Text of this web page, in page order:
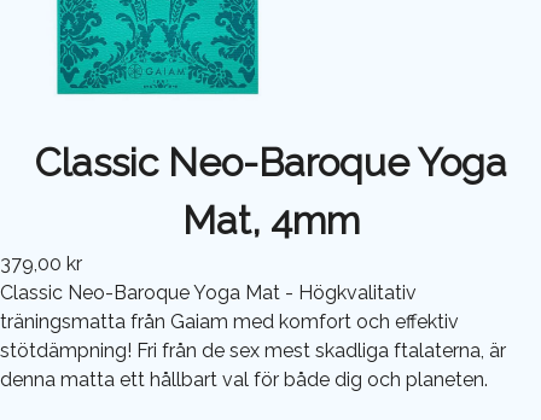
Classic Neo-Baroque Yoga
Mat, 4mm
379,00 kr
Classic Neo-Baroque Yoga Mat - Högkvalitativ
träningsmatta från Gaiam med komfort och effektiv
stötdämpning! Fri från de sex mest skadliga ftalaterna, är
denna matta ett hållbart val för både dig och planeten.